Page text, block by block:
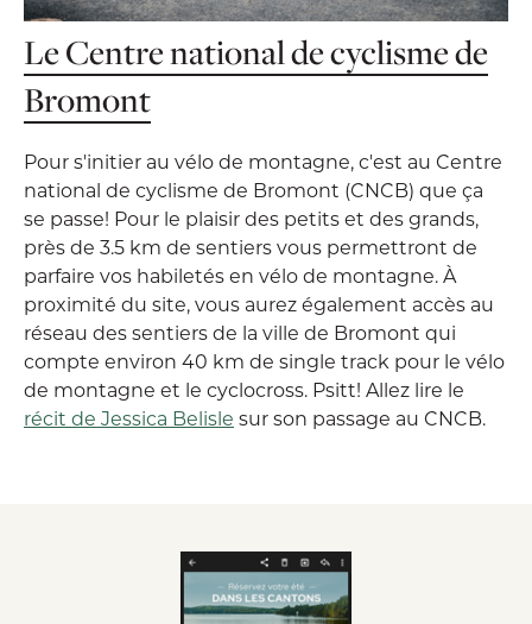
Le Centre national de cyclisme de
Bromont
Pour s'initier au vélo de montagne, c'est au Centre
national de cyclisme de Bromont (CNCB) que ça
se passe! Pour le plaisir des petits et des grands,
près de 3.5 km de sentiers vous permettront de
parfaire vos habiletés en vélo de montagne. À
proximité du site, vous aurez également accès au
réseau des sentiers de la ville de Bromont qui
compte environ 40 km de single track pour le vélo
de montagne et le cyclocross. Psitt! Allez lire le
récit de Jessica Belisle sur son passage au CNCB.